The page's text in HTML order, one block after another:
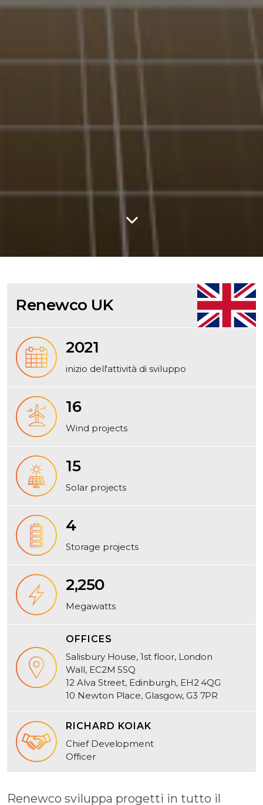
Renewco sviluppa progetti in tutto il
Renewco UK
2021
inizio dell'attività di sviluppo
16
Wind projects
15
Solar projects
4
Storage projects
2,250
Megawatts
OFFICES
Salisbury House, 1st floor, London
Wall, EC2M 5SQ
12 Alva Street, Edinburgh, EH2 4QG
10 Newton Place, Glasgow, G3 7PR
RICHARD KOIAK
Chief Development
Officer